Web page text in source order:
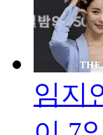
임지